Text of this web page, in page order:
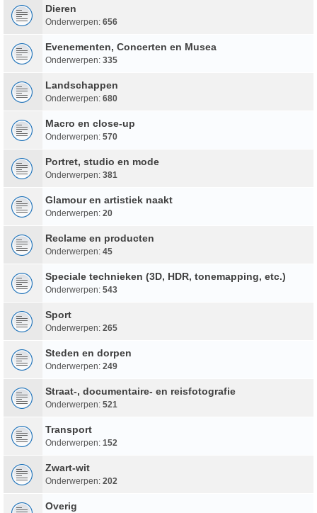
Dieren
Onderwerpen: 656
Evenementen, Concerten en Musea
Onderwerpen: 335
Landschappen
Onderwerpen: 680
Macro en close-up
Onderwerpen: 570
Portret, studio en mode
Onderwerpen: 381
Glamour en artistiek naakt
Onderwerpen: 20
Reclame en producten
Onderwerpen: 45
Speciale technieken (3D, HDR, tonemapping, etc.)
Onderwerpen: 543
Sport
Onderwerpen: 265
Steden en dorpen
Onderwerpen: 249
Straat-, documentaire- en reisfotografie
Onderwerpen: 521
Transport
Onderwerpen: 152
Zwart-wit
Onderwerpen: 202
Overig